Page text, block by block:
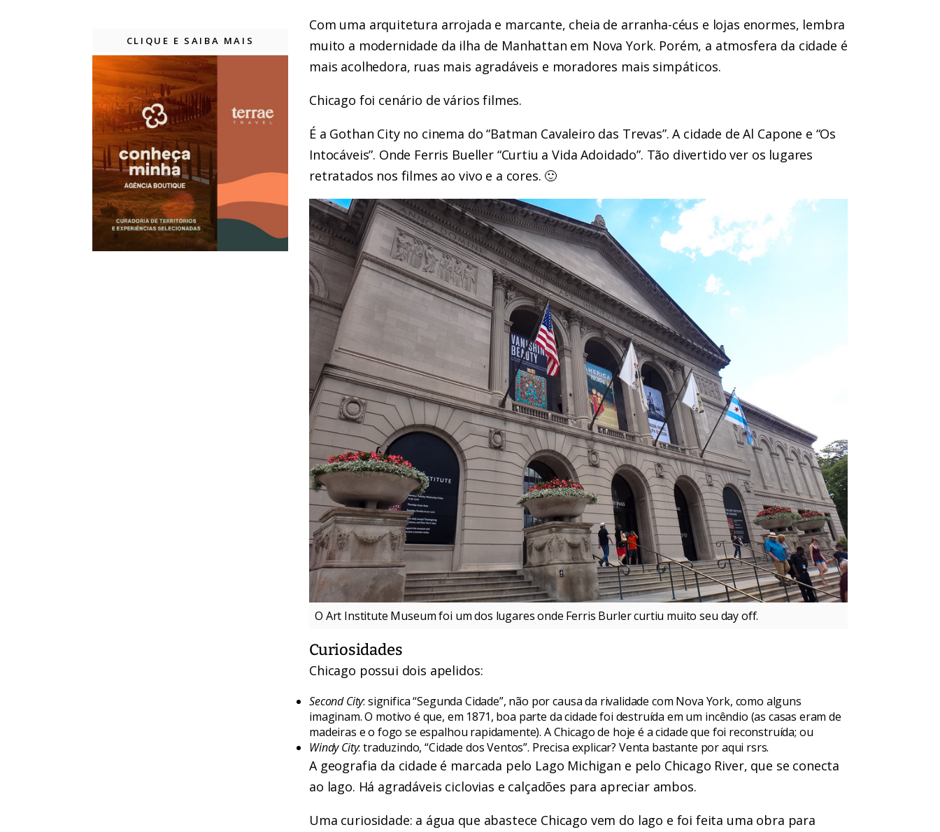
Com uma arquitetura arrojada e marcante, cheia de arranha-céus e lojas enormes, lembra
muito a modernidade da ilha de Manhattan em Nova York. Porém, a atmosfera da cidade é
mais acolhedora, ruas mais agradáveis e moradores mais simpáticos.
Chicago foi cenário de vários filmes.
É a Gothan City no cinema do “Batman Cavaleiro das Trevas”. A cidade de Al Capone e “Os
Intocáveis”. Onde Ferris Bueller “Curtiu a Vida Adoidado”. Tão divertido ver os lugares
retratados nos filmes ao vivo e a cores. 🙂
O Art Institute Museum foi um dos lugares onde Ferris Burler curtiu muito seu day off.
Curiosidades
Chicago possui dois apelidos:
Second City: significa “Segunda Cidade”, não por causa da rivalidade com Nova York, como alguns
imaginam. O motivo é que, em 1871, boa parte da cidade foi destruída em um incêndio (as casas eram de
madeiras e o fogo se espalhou rapidamente). A Chicago de hoje é a cidade que foi reconstruída; ou
Windy City: traduzindo, “Cidade dos Ventos”. Precisa explicar? Venta bastante por aqui rsrs.
A geografia da cidade é marcada pelo Lago Michigan e pelo Chicago River, que se conecta
ao lago. Há agradáveis ciclovias e calçadões para apreciar ambos.
Uma curiosidade: a água que abastece Chicago vem do lago e foi feita uma obra para
CLIQUE E SAIBA MAIS